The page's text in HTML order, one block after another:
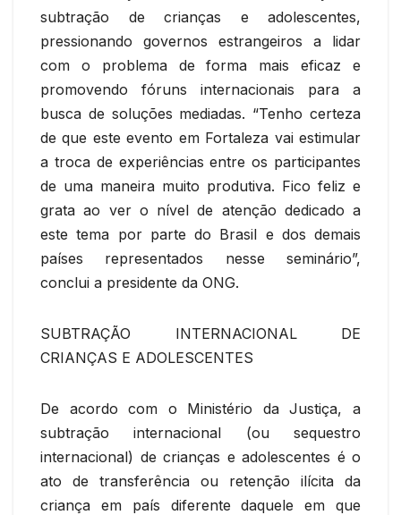
subtração de crianças e adolescentes,
pressionando governos estrangeiros a lidar
com o problema de forma mais eficaz e
promovendo fóruns internacionais para a
busca de soluções mediadas. “Tenho certeza
de que este evento em Fortaleza vai estimular
a troca de experiências entre os participantes
de uma maneira muito produtiva. Fico feliz e
grata ao ver o nível de atenção dedicado a
este tema por parte do Brasil e dos demais
países representados nesse seminário”,
conclui a presidente da ONG.
SUBTRAÇÃO INTERNACIONAL DE
CRIANÇAS E ADOLESCENTES
De acordo com o Ministério da Justiça, a
subtração internacional (ou sequestro
internacional) de crianças e adolescentes é o
ato de transferência ou retenção ilícita da
criança em país diferente daquele em que